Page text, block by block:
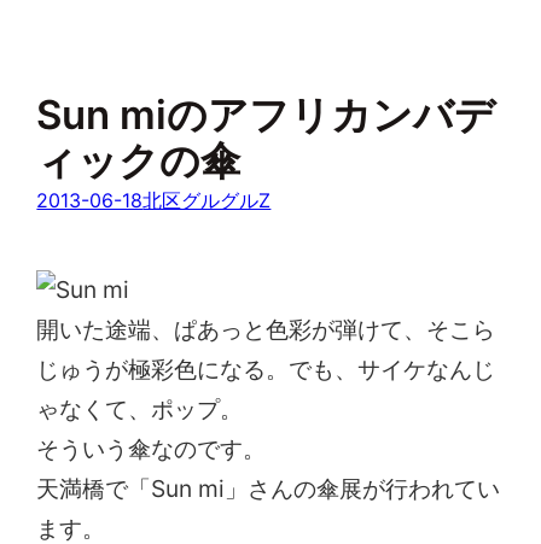
Sun miのアフリカンバデ
ィックの傘
2013-06-18北区グルグルZ
開いた途端、ぱあっと色彩が弾けて、そこら
じゅうが極彩色になる。でも、サイケなんじ
ゃなくて、ポップ。
そういう傘なのです。
天満橋で「Sun mi」さんの傘展が行われてい
ます。